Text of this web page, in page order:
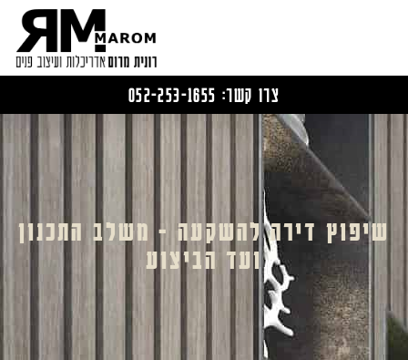
צרו קשר: 052-253-1655
שיפוץ דירה להשקעה - משלב התכנון
ועד הביצוע